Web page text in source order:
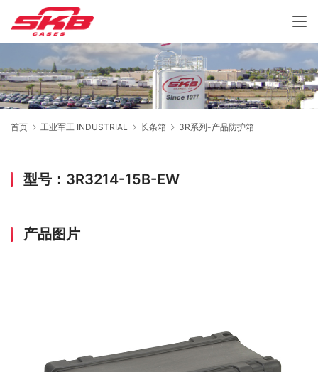
首页 工业军工 INDUSTRIAL 长条箱 3R系列-产品防护箱
型号：3R3214-15B-EW
产品图片